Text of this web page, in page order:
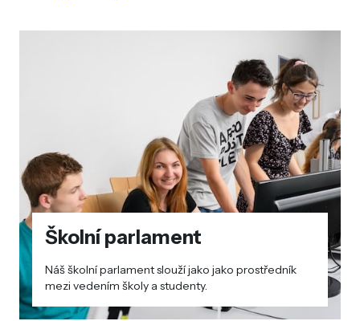
Školní parlament
Náš školní parlament slouží jako jako prostředník
mezi vedením školy a studenty.